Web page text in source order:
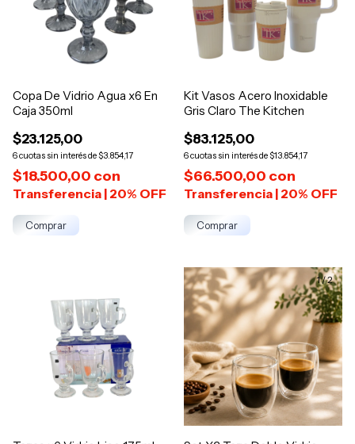
Copa De Vidrio Agua x6 En
Caja 350ml
$23.125,00
6 $3.854,17
$18.500,00 con
Kit Vasos Acero Inoxidable
Gris Claro The Kitchen
$83.125,00
6 $13.854,17
$66.500,00 con
1/2